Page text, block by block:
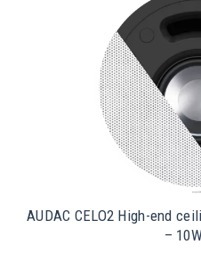
AUDAC CELO2 High-end
–